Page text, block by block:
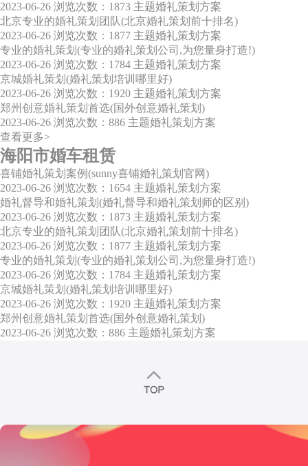
2023-06-26 浏览次数：1873 主题婚礼策划方案
北京专业的婚礼策划团队(北京婚礼策划前十排名)
2023-06-26 浏览次数：1877 主题婚礼策划方案
专业的婚礼策划(专业的婚礼策划公司,为您量身打造!)
2023-06-26 浏览次数：1784 主题婚礼策划方案
京城婚礼策划(婚礼策划培训哪里好)
2023-06-26 浏览次数：1920 主题婚礼策划方案
郑州创意婚礼策划首选(国外创意婚礼策划)
2023-06-26 浏览次数：886 主题婚礼策划方案
查看更多>
海阳市婚车租赁
喜铺婚礼策划案例(sunny喜铺婚礼策划官网)
2023-06-26 浏览次数：1654 主题婚礼策划方案
婚礼督导和婚礼策划(婚礼督导和婚礼策划师的区别)
2023-06-26 浏览次数：1873 主题婚礼策划方案
北京专业的婚礼策划团队(北京婚礼策划前十排名)
2023-06-26 浏览次数：1877 主题婚礼策划方案
专业的婚礼策划(专业的婚礼策划公司,为您量身打造!)
2023-06-26 浏览次数：1784 主题婚礼策划方案
京城婚礼策划(婚礼策划培训哪里好)
2023-06-26 浏览次数：1920 主题婚礼策划方案
郑州创意婚礼策划首选(国外创意婚礼策划)
2023-06-26 浏览次数：886 主题婚礼策划方案